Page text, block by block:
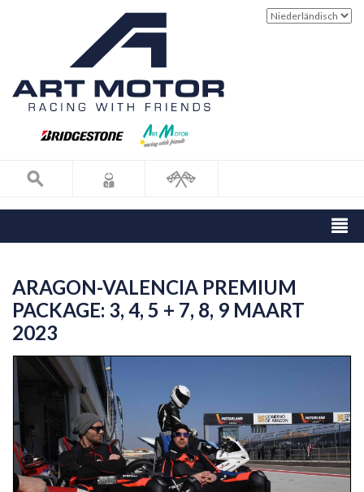
ARAGON-VALENCIA PREMIUM
PACKAGE: 3, 4, 5 + 7, 8, 9 MAART
2023